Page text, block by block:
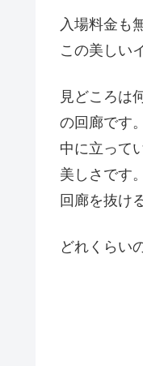
入場料金も
この美しい
見どころは
の回廊です。
中に立って
美しさです。
回廊を抜け
どれくらい